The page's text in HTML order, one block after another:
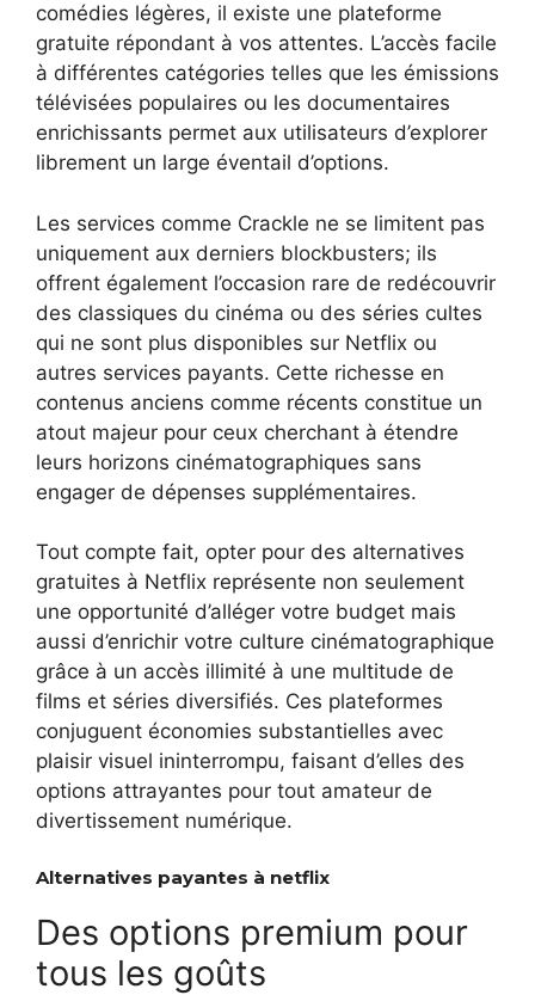
comédies légères, il existe une plateforme
gratuite répondant à vos attentes. L’accès facile
à différentes catégories telles que les émissions
télévisées populaires ou les documentaires
enrichissants permet aux utilisateurs d’explorer
librement un large éventail d’options.
Les services comme Crackle ne se limitent pas
uniquement aux derniers blockbusters; ils
offrent également l’occasion rare de redécouvrir
des classiques du cinéma ou des séries cultes
qui ne sont plus disponibles sur Netflix ou
autres services payants. Cette richesse en
contenus anciens comme récents constitue un
atout majeur pour ceux cherchant à étendre
leurs horizons cinématographiques sans
engager de dépenses supplémentaires.
Tout compte fait, opter pour des alternatives
gratuites à Netflix représente non seulement
une opportunité d’alléger votre budget mais
aussi d’enrichir votre culture cinématographique
grâce à un accès illimité à une multitude de
films et séries diversifiés. Ces plateformes
conjuguent économies substantielles avec
plaisir visuel ininterrompu, faisant d’elles des
options attrayantes pour tout amateur de
divertissement numérique.
Alternatives payantes à netflix
Des options premium pour
tous les goûts